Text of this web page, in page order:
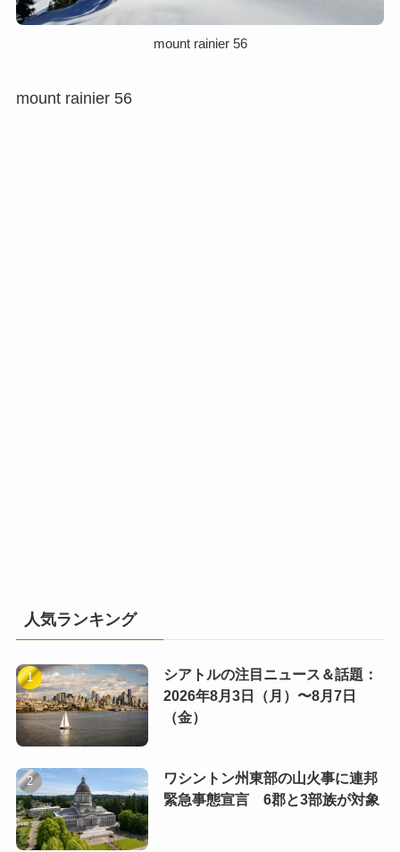
mount rainier 56
mount rainier 56
人気ランキング
シアトルの注目ニュース＆話題：
2026年8月3日（月）〜8月7日
（金）
ワシントン州東部の山火事に連邦
緊急事態宣言 6郡と3部族が対象